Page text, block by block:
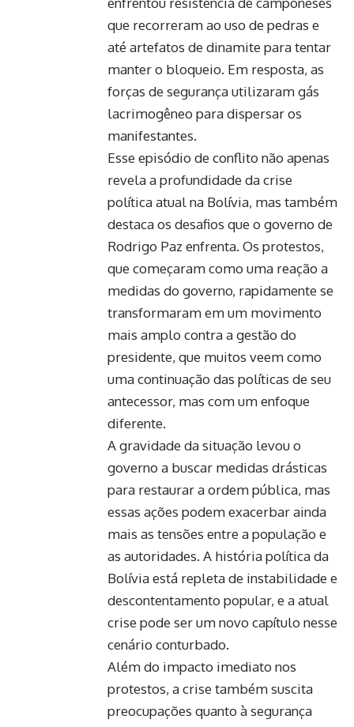
que recorreram ao uso de pedras e
até artefatos de dinamite para tentar
manter o bloqueio. Em resposta, as
forças de segurança utilizaram gás
lacrimogêneo para dispersar os
manifestantes.
Esse episódio de conflito não apenas
revela a profundidade da crise
política atual na Bolívia, mas também
destaca os desafios que o governo de
Rodrigo Paz enfrenta. Os protestos,
que começaram como uma reação a
medidas do governo, rapidamente se
transformaram em um movimento
mais amplo contra a gestão do
presidente, que muitos veem como
uma continuação das políticas de seu
antecessor, mas com um enfoque
diferente.
A gravidade da situação levou o
governo a buscar medidas drásticas
para restaurar a ordem pública, mas
essas ações podem exacerbar ainda
mais as tensões entre a população e
as autoridades. A história política da
Bolívia está repleta de instabilidade e
descontentamento popular, e a atual
crise pode ser um novo capítulo nesse
cenário conturbado.
Além do impacto imediato nos
protestos, a crise também suscita
preocupações quanto à segurança